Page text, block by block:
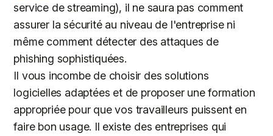
service de streaming), il ne saura pas comment
assurer la sécurité au niveau de l'entreprise ni
même comment détecter des attaques de
phishing sophistiquées.
Il vous incombe de choisir des solutions
logicielles adaptées et de proposer une formation
appropriée pour que vos travailleurs puissent en
faire bon usage. Il existe des entreprises qui